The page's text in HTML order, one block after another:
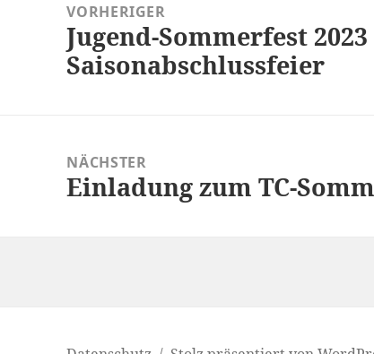
VORHERIGER
Vorheriger
Beitrag:
Jugend-Sommerfest
Saisonabschlussfeier
NÄCHSTER
Nächster
Einladung zum TC-